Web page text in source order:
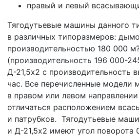
правый и левый
Тягодутьевые машины данного
в различных типоразмеров:
производительностью 180 000
(производительность 196 000-
Д-21,5х2 с производительность
час. Все перечисленные модели
в правом или левом
отличаться расположением
и патрубков. Тягодутьевые
и Д-21,5х2 имеют угол поворота